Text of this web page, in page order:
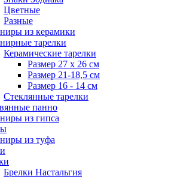
Цветные
Разные
из керамики
тарелки
Керамические тарелки
Размер 27 х 26 см
Размер 21-18,5 см
Размер 16 - 14 см
Стеклянные тарелки
панно
из гипса
из туфа
Брелки Настальгия